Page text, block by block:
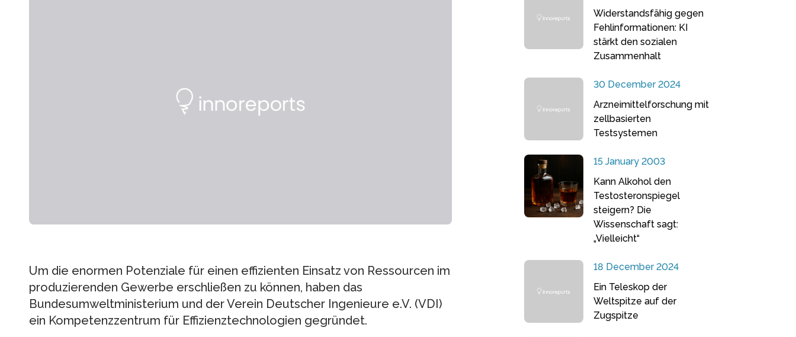
Um die enormen Potenziale für einen effizienten Einsatz von Ressourcen im
produzierenden Gewerbe erschließen zu können, haben das
Bundesumweltministerium und der Verein Deutscher Ingenieure e.V. (VDI)
ein Kompetenzzentrum für Effizienztechnologien gegründet.
Widerstandsfähig gegen
Fehlinformationen: KI
stärkt den sozialen
Zusammenhalt
30 December 2024
Arzneimittelforschung mit
zellbasierten
Testsystemen
15 January 2003
Kann Alkohol den
Testosteronspiegel
steigern? Die
Wissenschaft sagt:
„Vielleicht“
18 December 2024
Ein Teleskop der
Weltspitze auf der
Zugspitze